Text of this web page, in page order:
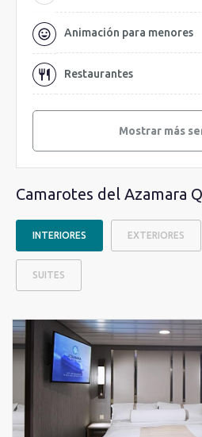
Animación para menores
Restaurantes
Mostrar más
Camarotes del Azamara
INTERIORES EXTERIORES
SUITES